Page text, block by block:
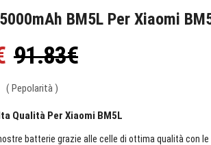
BM5L Per Xiaomi
91.83€
( Pepolarità )
Qualità Per Xiaomi BM5L
batterie grazie alle celle di ottima qualità con